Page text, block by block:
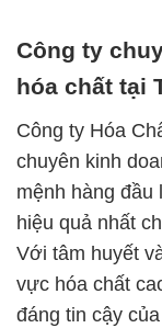
Công ty
hóa chất tại
Công ty Hóa
chuyên kinh
mệnh hàng đầu
hiệu quả nhất
Với tâm huyết
vực hóa chất
đáng tin cậy